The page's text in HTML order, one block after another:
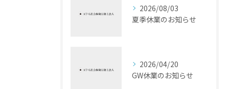
2026/08/03
夏季休業のお知らせ
2026/04/20
GW休業のお知らせ